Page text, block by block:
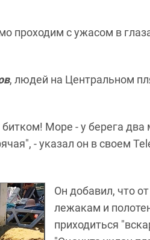
проходим с ужасом в
, людей на Центральном
Море - у берега два
- указал он в своем
Он добавил, что
лежакам и
приходиться